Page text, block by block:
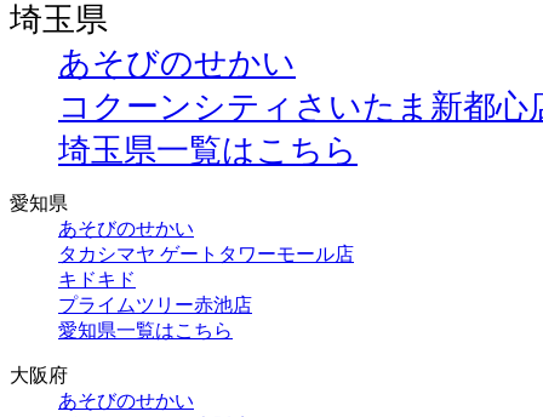
埼玉県
あそびのせかい
コクーンシティさいたま新都心
埼玉県一覧はこちら
愛知県
あそびのせかい
タカシマヤ ゲートタワーモール店
キドキド
プライムツリー赤池店
愛知県一覧はこちら
大阪府
あそびのせかい